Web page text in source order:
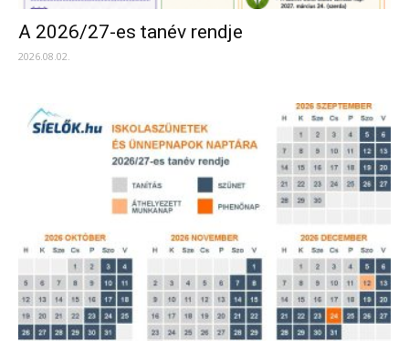
A 2026/27-es tanév rendje
2026.08.02.